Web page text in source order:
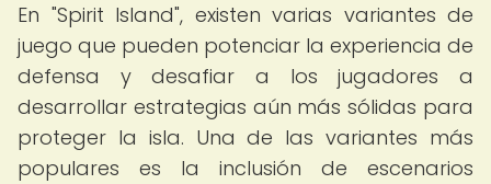
En "Spirit Island", existen varias variantes de
juego que pueden potenciar la experiencia de
defensa y desafiar a los jugadores a
desarrollar estrategias aún más sólidas para
proteger la isla. Una de las variantes más
populares es la inclusión de escenarios